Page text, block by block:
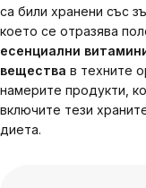
са били хранени със
което се отразява
есенциални
вещества в техните
намерите продукти,
включите тези
диета.